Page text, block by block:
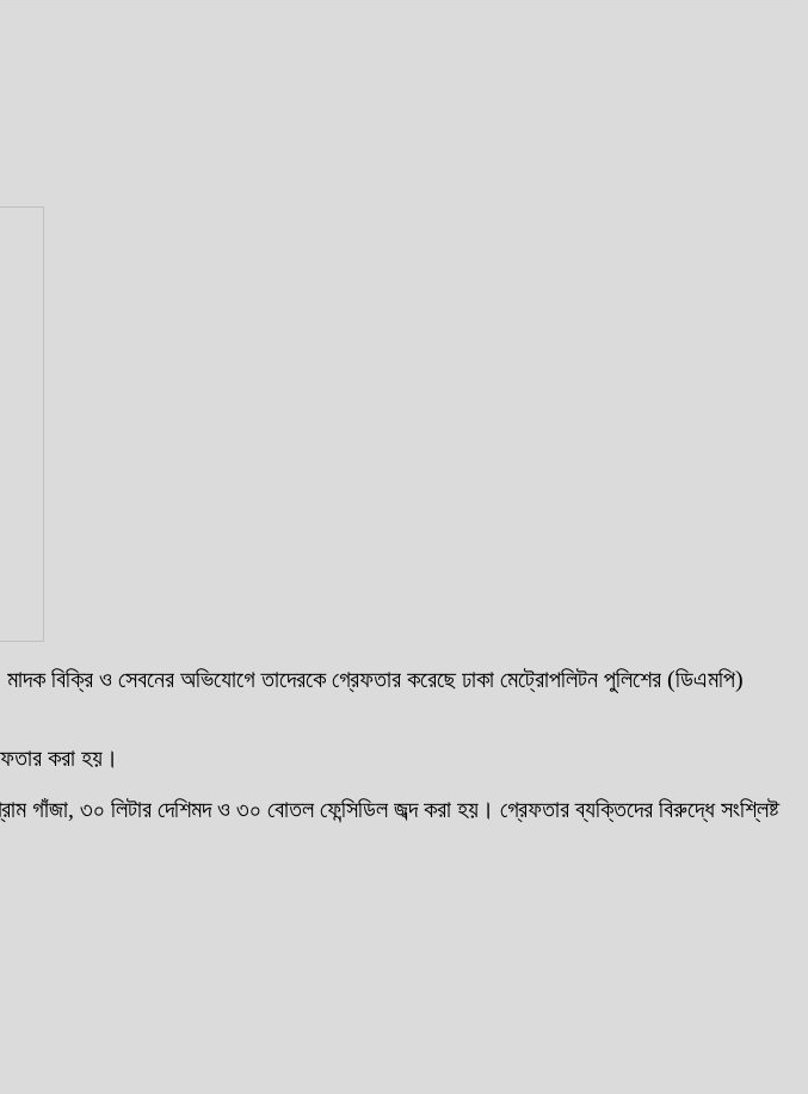
বিক্রি ও সেবনের অভিযোগে তাদেরকে গ্রেফতার করেছে ঢাকা মেট্রোপলিটন পুলিশের (ডিএমপি)
করা হয়।
৩০ লিটার দেশিমদ ও ৩০ বোতল ফেন্সিডিল জব্দ করা হয়। গ্রেফতার ব্যক্তিদের বিরুদ্ধে সংশ্লিষ্ট